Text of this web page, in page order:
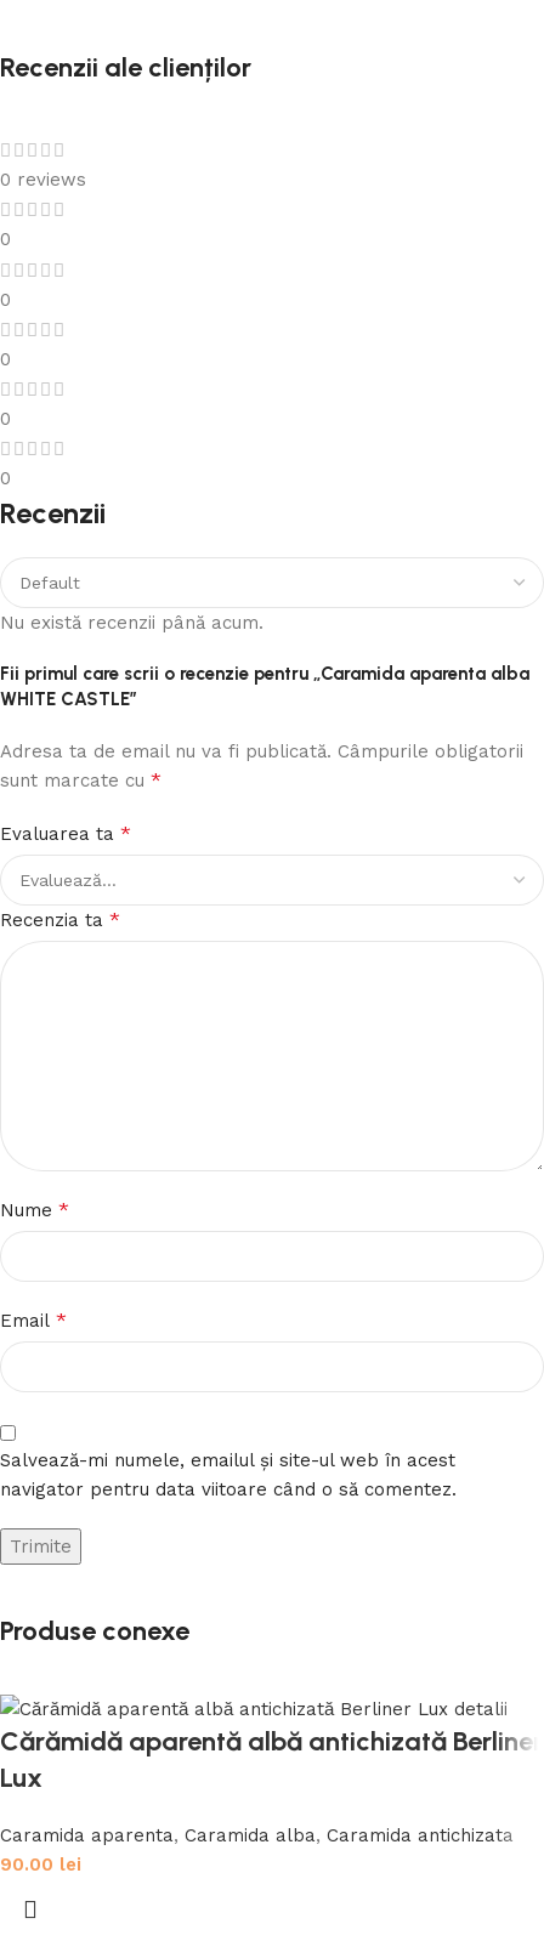
Recenzii ale clienților
0 reviews
0
0
0
0
0
Recenzii
Nu există recenzii până acum.
Fii primul care scrii o recenzie pentru „Caramida aparenta alba
WHITE CASTLE”
Adresa ta de email nu va fi publicată. Câmpurile obligatorii
sunt marcate cu *
Evaluarea ta *
Recenzia ta *
Nume *
Email *
Salvează-mi numele, emailul și site-ul web în acest
navigator pentru data viitoare când o să comentez.
Produse conexe
Cărămidă aparentă albă antichizată Berliner
Lux
Caramida aparenta, Caramida alba, Caramida antichizata
90.00 lei